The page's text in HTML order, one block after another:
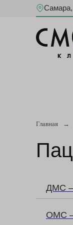
Самара,
Главная →
ДМС —
ОМС —